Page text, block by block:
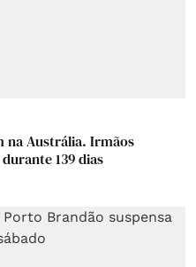
na Austrália. Irmãos
139 dias